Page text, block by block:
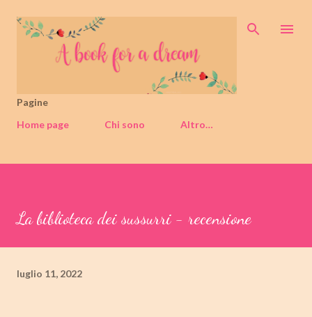
Passa ai contenuti principali
Pagine
Home page
Chi sono Altro…
La biblioteca dei sussurri - recensione
luglio 11, 2022